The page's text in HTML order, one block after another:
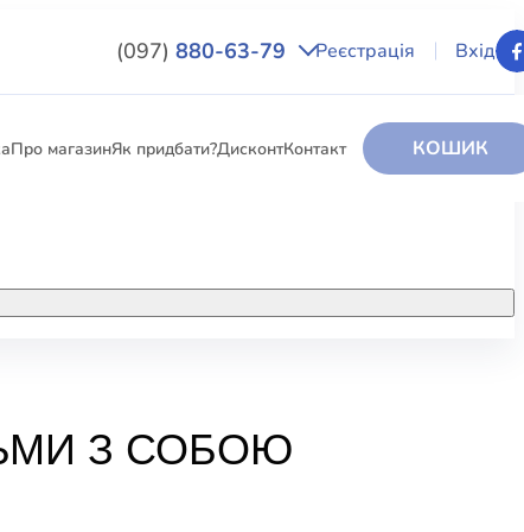
(097) 880-63-79 Реєстрація Вхід
Про магазинЯк придбати?ДисконтКонтакт КОШИК
З СОБОЮ